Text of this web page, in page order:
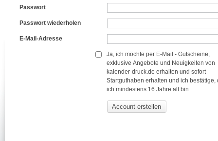
Passwort
Passwort wiederholen
E-Mail-Adresse
Ja, ich möchte per E-Mail - Gutscheine,
exklusive Angebote und Neuigkeiten von
kalender-druck.de erhalten und sofort
Startguthaben erhalten und ich bestätige,
ich mindestens 16 Jahre alt bin.
Account erstellen